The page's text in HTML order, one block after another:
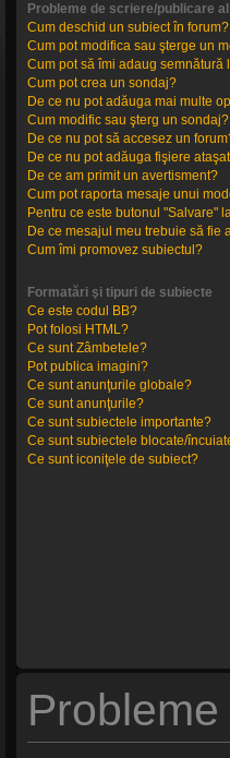
Probleme de scriere/publicare
Cum deschid un subiect în forum?
Cum pot modifica sau şterge un
Cum pot să îmi adaug semnătură
Cum pot crea un sondaj?
De ce nu pot adăuga mai multe
Cum modific sau şterg un sondaj?
De ce nu pot să accesez un
De ce nu pot adăuga fişiere
De ce am primit un avertisment?
Cum pot raporta mesaje unui
Pentru ce este butonul "Salvare"
De ce mesajul meu trebuie să fie
Cum îmi promovez subiectul?
Formatări şi tipuri de subiecte
Ce este codul BB?
Pot folosi HTML?
Ce sunt Zâmbetele?
Pot publica imagini?
Ce sunt anunţurile globale?
Ce sunt anunţurile?
Ce sunt subiectele importante?
Ce sunt subiectele blocate/
Ce sunt iconiţele de subiect?